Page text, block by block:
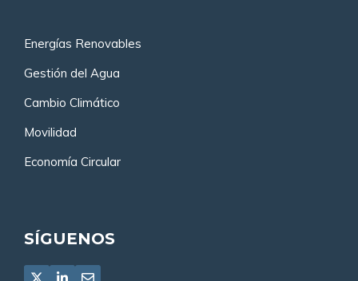
Energías Renovables
Gestión del Agua
Cambio Climático
Movilidad
Economía Circular
SÍGUENOS